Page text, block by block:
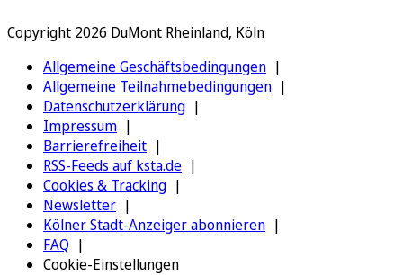
Copyright 2026 DuMont Rheinland, Köln
Allgemeine Geschäftsbedingungen
Allgemeine Teilnahmebedingungen
Datenschutzerklärung
Impressum
Barrierefreiheit
RSS-Feeds auf ksta.de
Cookies & Tracking
Newsletter
Kölner Stadt-Anzeiger abonnieren
FAQ
Cookie-Einstellungen